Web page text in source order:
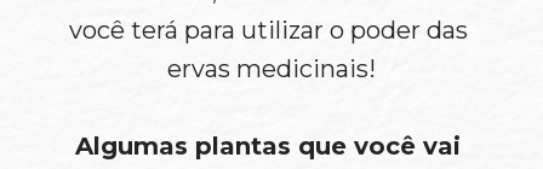
você terá para utilizar o poder das
ervas medicinais!
Algumas plantas que você vai